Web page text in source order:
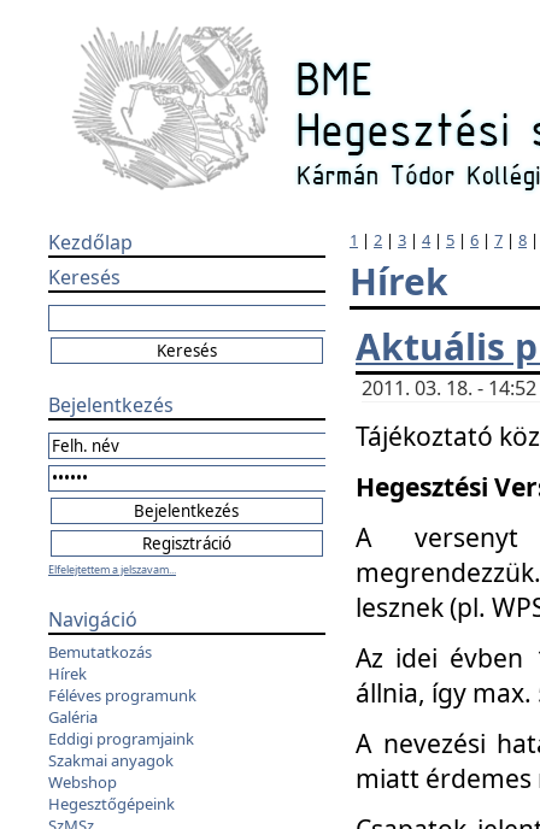
Kezdőlap
Keresés
Bejelentkezés
Elfelejtettem a jelszavam...
Navigáció
Bemutatkozás
Hírek
Féléves programunk
Galéria
Eddigi programjaink
Szakmai anyagok
Webshop
Hegesztőgépeink
1 | 2 | 3 | 4| 5 | 6 | 7 | 8
Hírek
Aktuális
2011. 03. 18. -
Tájékoztató
Hegesztési
A versenyt
lesznek (pl.
Az idei évben
állnia, így
A nevezési
miatt érdemes